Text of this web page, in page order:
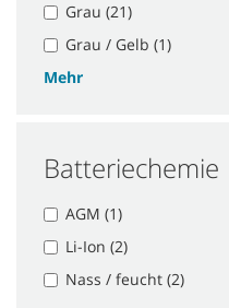
Grau (21)
Grau / Gelb (1)
Mehr
Batteriechemie
AGM (1)
Li-Ion (2)
Nass / feucht (2)